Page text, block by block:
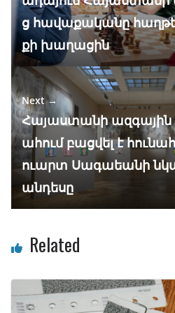
k p
ց հավաքականը
քի խաղացին
Next →
Հայաստանի
ահում բացվել է
ուարտ Սագաեանի
անդեսը
Related